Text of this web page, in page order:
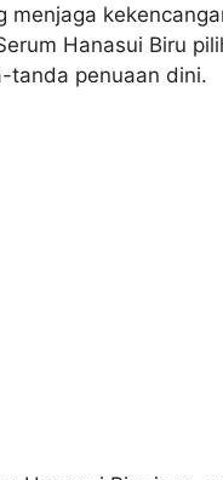
menjaga
Hanasui Biru
tanda penuaan dini.